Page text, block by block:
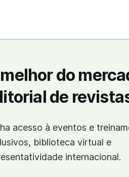
do
de
acesso à eventos e
biblioteca virtual e
internacional.